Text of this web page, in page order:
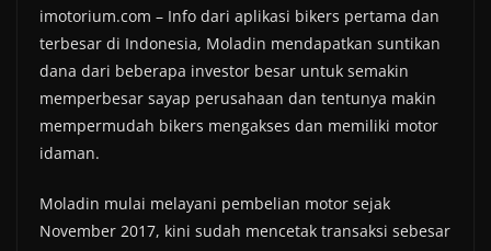
imotorium.com – Info dari aplikasi bikers pertama dan
terbesar di Indonesia, Moladin mendapatkan suntikan
dana dari beberapa investor besar untuk semakin
memperbesar sayap perusahaan dan tentunya makin
mempermudah bikers mengakses dan memiliki motor
idaman.
Moladin mulai melayani pembelian motor sejak
November 2017, kini sudah mencetak transaksi sebesar